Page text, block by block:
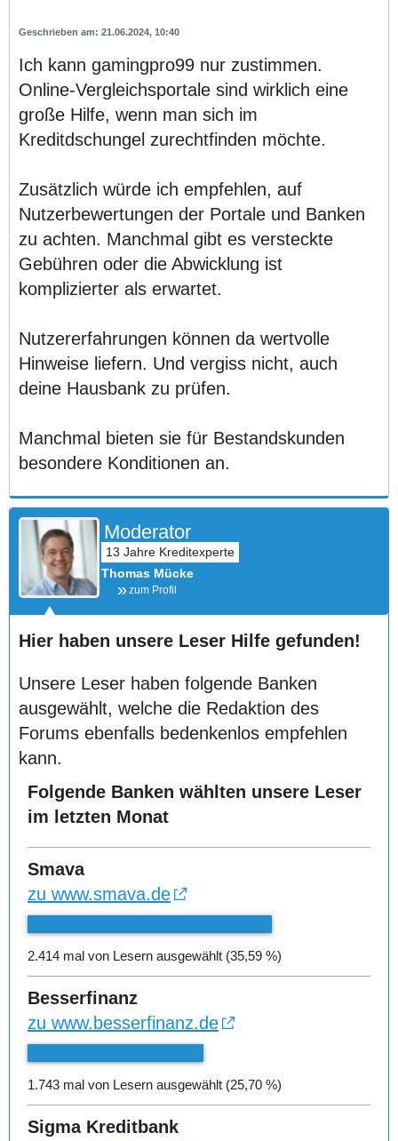
21.06.2024, 10:40
Ich kann gamingpro99 nur zustimmen.
Online-Vergleichsportale sind wirklich eine
große Hilfe, wenn man sich im
Kreditdschungel zurechtfinden möchte.
Zusätzlich würde ich empfehlen, auf
Nutzerbewertungen der Portale und Banken
zu achten. Manchmal gibt es versteckte
Gebühren oder die Abwicklung ist
komplizierter als erwartet.
Nutzererfahrungen können da wertvolle
Hinweise liefern. Und vergiss nicht, auch
deine Hausbank zu prüfen.
Manchmal bieten sie für Bestandskunden
besondere Konditionen an.
Moderator
Thomas Mücke
zum Profil
Hier haben unsere Leser Hilfe gefunden!
Unsere Leser haben folgende Banken
ausgewählt, welche die Redaktion des
Forums ebenfalls bedenkenlos empfehlen
kann.
Folgende Banken wählten unsere Leser
im letzten Monat
Smava
zu www.smava.de
2.414 mal von Lesern ausgewählt (35,59 %)
Besserfinanz
zu www.besserfinanz.de
1.743 mal von Lesern ausgewählt (25,70 %)
Sigma Kreditbank